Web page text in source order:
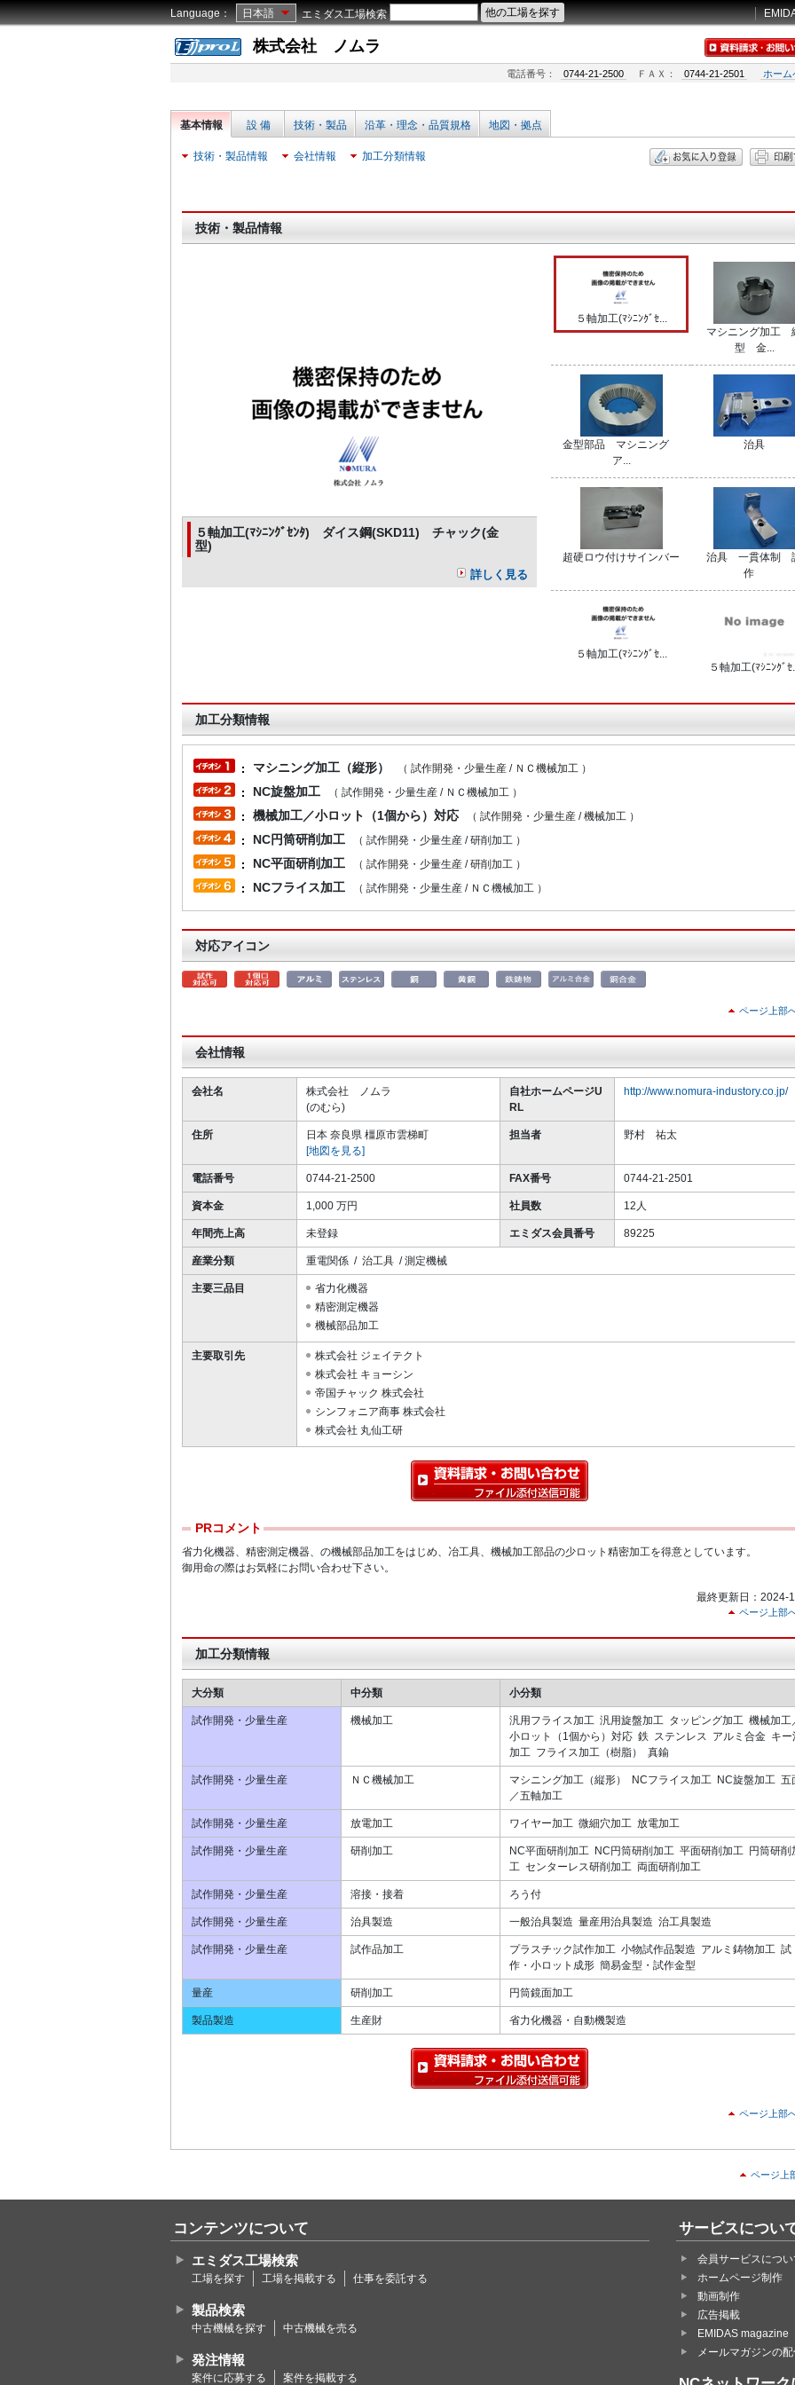
Language： 日本語 エミダス工場検索
株式会社 ノムラ
電話番号： 0744-21-2500 ＦＡＸ： 0744-21-2501 ホーム
基本情報 設 備 技術・製品 沿革・理念・品質規格 地図・拠点
技術・製品情報 会社情報 加工分類情報
技術・製品情報
５軸加工(ﾏｼﾆﾝｸﾞｾﾝﾀ) ダイス鋼(SKD11) チャック(金
型)
詳しく見る
５軸加工(ﾏｼﾆﾝｸﾞｾ...
マシニング加工
型 金...
金型部品 マシニング
ア...
治具
超硬ロウ付けサインバー
治具 一貫体制
作
５軸加工(ﾏｼﾆﾝｸﾞｾ...
５軸加工(ﾏｼﾆﾝｸﾞｾ
加工分類情報
マシニング加工（縦形） （ 試作開発・少量生産 / ＮＣ機械加工 ）
NC旋盤加工 （ 試作開発・少量生産 / ＮＣ機械加工 ）
機械加工／小ロット（1個から）対応 （ 試作開発・少量生産 / 機械加工 ）
NC円筒研削加工 （ 試作開発・少量生産 / 研削加工 ）
NC平面研削加工 （ 試作開発・少量生産 / 研削加工 ）
NCフライス加工 （ 試作開発・少量生産 / ＮＣ機械加工 ）
対応アイコン
ページ上部
会社情報
会社名
株式会社 ノムラ
(のむら)
自社ホームページU
RL
http://www.nomura-industory.co.jp/
住所
日本 奈良県 橿原市雲梯町
[地図を見る]
担当者 野村 祐太
電話番号 0744-21-2500 FAX番号 0744-21-2501
資本金 1,000 万円 社員数 12人
年間売上高 未登録 エミダス会員番号 89225
産業分類 重電関係 / 治工具 / 測定機械
主要三品目
省力化機器
精密測定機器
機械部品加工
主要取引先
株式会社 ジェイテクト
株式会社 キョーシン
帝国チャック 株式会社
シンフォニア商事 株式会社
株式会社 丸仙工研
PRコメント
省力化機器、精密測定機器、の機械部品加工をはじめ、冶工具、機械加工部品の少ロット精密加工を得意としています。
御用命の際はお気軽にお問い合わせ下さい。
最終更新日：2024-
ページ上部
加工分類情報
大分類 中分類 小分類
試作開発・少量生産 機械加工
汎用フライス加工 汎用旋盤加工 タッピング加工 機械加工
小ロット（1個から）対応 鉄 ステンレス アルミ合金 キー
加工 フライス加工（樹脂） 真鍮
試作開発・少量生産 ＮＣ機械加工
マシニング加工（縦形） NCフライス加工 NC旋盤加工 五
／五軸加工
試作開発・少量生産 放電加工 ワイヤー加工 微細穴加工 放電加工
試作開発・少量生産 研削加工
NC平面研削加工 NC円筒研削加工 平面研削加工 円筒研削
工 センターレス研削加工 両面研削加工
試作開発・少量生産 溶接・接着 ろう付
試作開発・少量生産 治具製造 一般治具製造 量産用治具製造 治工具製造
試作開発・少量生産 試作品加工
プラスチック試作加工 小物試作品製造 アルミ鋳物加工 試
作・小ロット成形 簡易金型・試作金型
量産 研削加工 円筒鏡面加工
製品製造 生産財 省力化機器・自動機製造
ページ上部
ページ上
コンテンツについて
エミダス工場検索
工場を探す 工場を掲載する 仕事を委託する
製品検索
中古機械を探す 中古機械を売る
発注情報
案件に応募する 案件を掲載する
サービスについ
会員サービスにつ
ホームページ制作
動画制作
広告掲載
EMIDAS magazine
メールマガジンの